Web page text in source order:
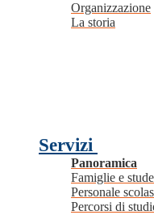
Organizzazione
La storia
Servizi
Panoramica
Famiglie e
Personale
Percorsi di